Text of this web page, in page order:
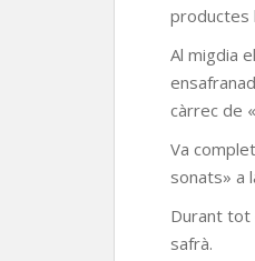
productes
Al migdia
càrrec de
Va
sonats» a
Durant tot
safrà.